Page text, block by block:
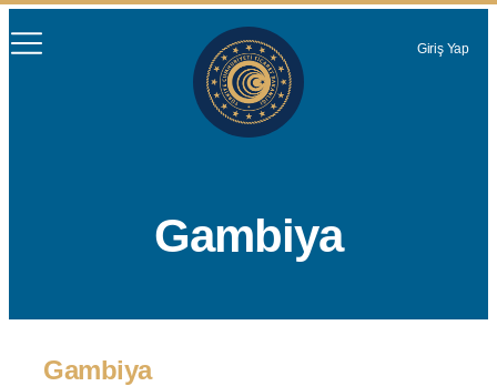
Giriş Yap
Gambiya
Gambiya